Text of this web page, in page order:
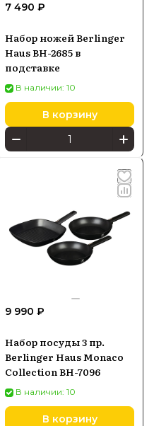
7 490 ₽
Набор ножей Berlinger
Haus BH-2685 в
подставке
В наличии: 10
В корзину
9 990 ₽
Набор посуды 3 пр.
Berlinger Haus Monaco
Collection BH-7096
В наличии: 10
В корзину